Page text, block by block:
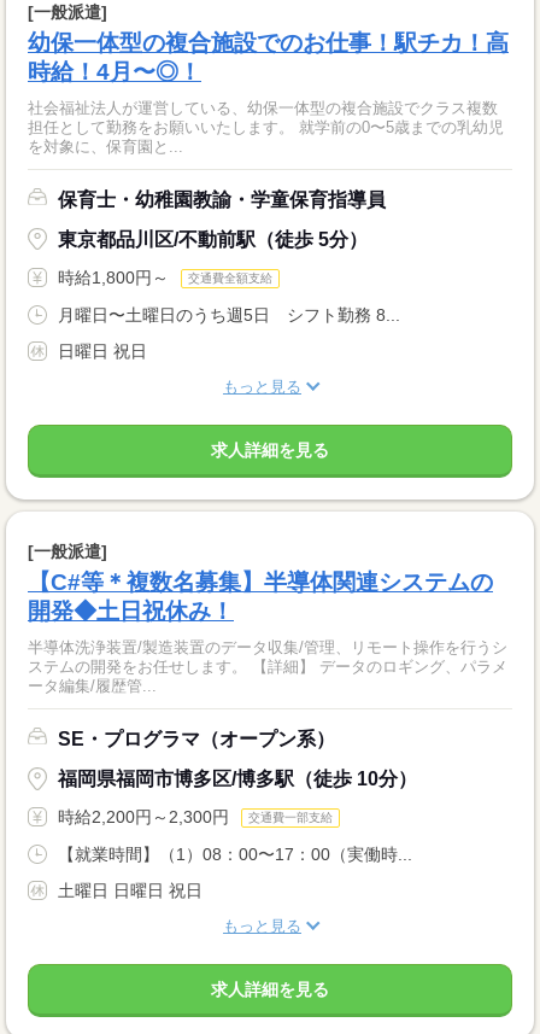
[一般派遣]
幼保一体型の複合施設でのお仕事！駅チカ！高
時給！4月〜◎！
社会福祉法人が運営している、幼保一体型の複合施設でクラス複数
担任として勤務をお願いいたします。 就学前の0〜5歳までの乳幼児
を対象に、保育園と...
保育士・幼稚園教諭・学童保育指導員
東京都品川区/不動前駅（徒歩 5分）
時給1,800円～ 交通費全額支給
月曜日〜土曜日のうち週5日 シフト勤務 8...
日曜日 祝日
もっと見る
求人詳細を見る
[一般派遣]
【C#等＊複数名募集】半導体関連システムの
開発◆土日祝休み！
半導体洗浄装置/製造装置のデータ収集/管理、リモート操作を行うシ
ステムの開発をお任せします。 【詳細】 データのロギング、パラメ
ータ編集/履歴管...
SE・プログラマ（オープン系）
福岡県福岡市博多区/博多駅（徒歩 10分）
時給2,200円～2,300円 交通費一部支給
【就業時間】（1）08：00〜17：00（実働時...
土曜日 日曜日 祝日
もっと見る
求人詳細を見る